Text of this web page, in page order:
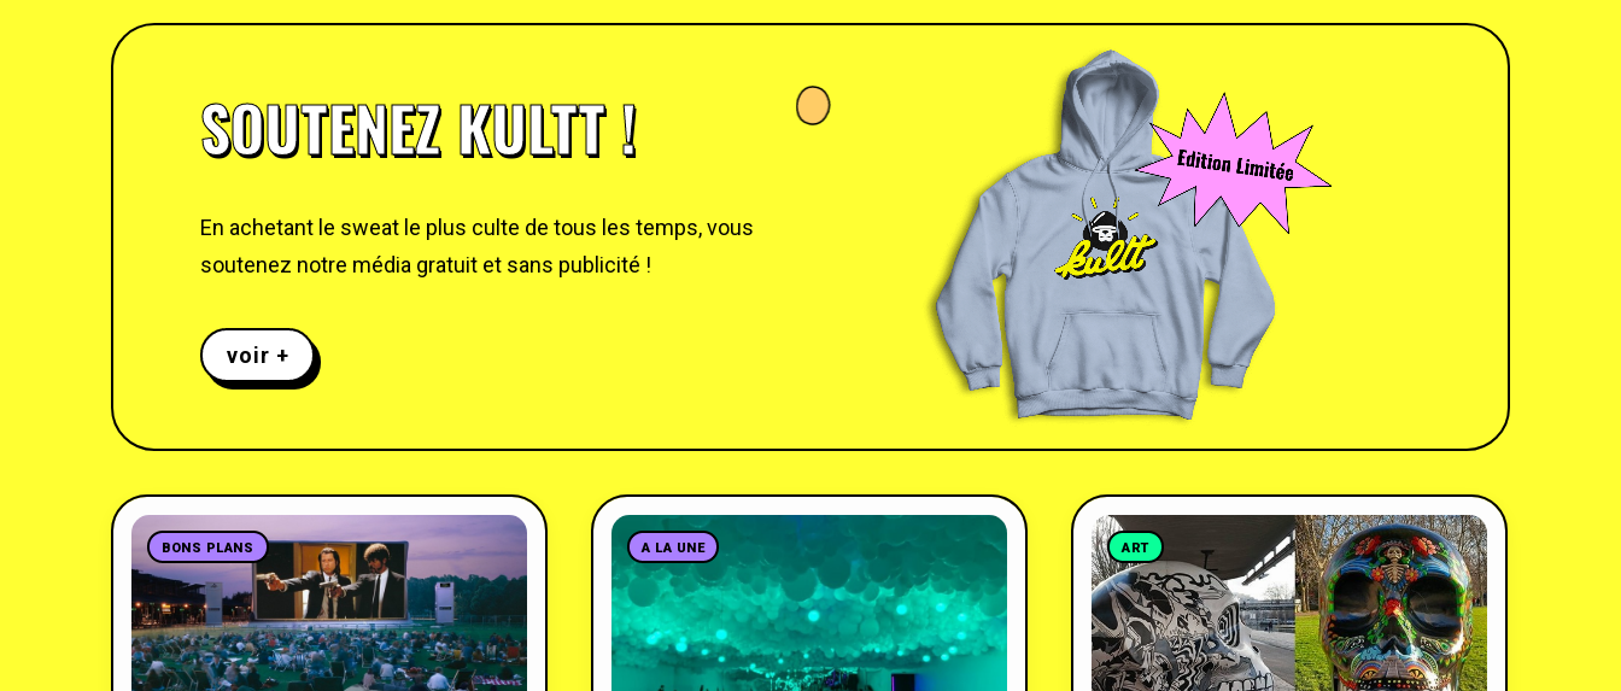
SOUTENEZ KULTT !
En achetant le sweat le plus culte de tous les temps, vous
soutenez notre média gratuit et sans publicité !
voir +
BONS PLANS A LA UNE ART